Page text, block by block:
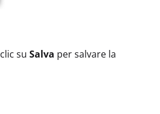
su Salva per salvare la